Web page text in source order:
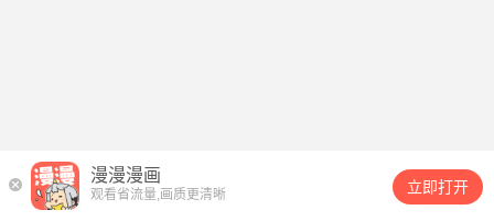
漫漫漫画
观看省流量,画质更清晰 立即打开